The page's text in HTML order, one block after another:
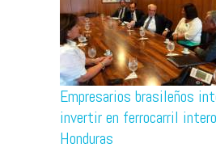
Empresarios brasileños
invertir en ferrocarril
Honduras